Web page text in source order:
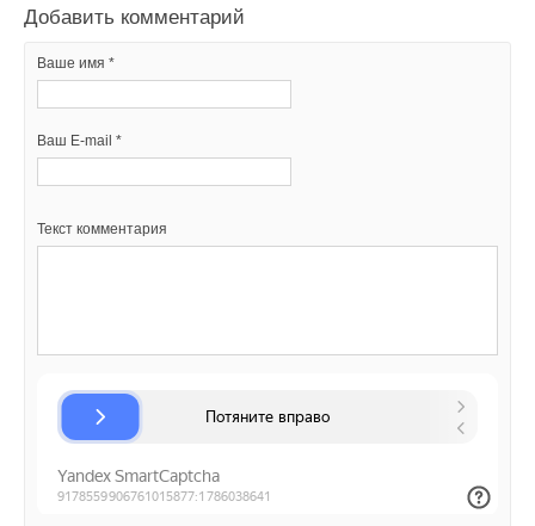
Добавить комментарий
Ваше имя *
Ваш E-mail *
Текст комментария